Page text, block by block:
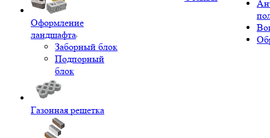
Оформление
ландшафта
Заборный блок
Подпорный
блок
Газонная решетка